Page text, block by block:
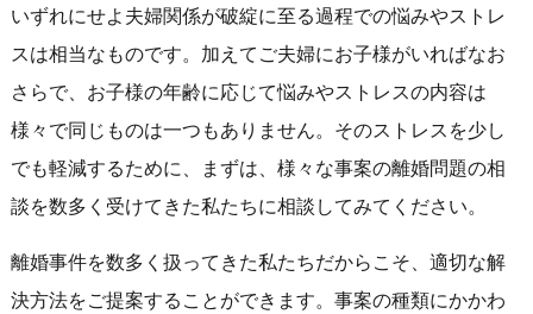
いずれにせよ夫婦関係が破綻に至る過程での悩みやストレ
スは相当なものです。加えてご夫婦にお子様がいればなお
さらで、お子様の年齢に応じて悩みやストレスの内容は
様々で同じものは一つもありません。そのストレスを少し
でも軽減するために、まずは、様々な事案の離婚問題の相
談を数多く受けてきた私たちに相談してみてください。
離婚事件を数多く扱ってきた私たちだからこそ、適切な解
決方法をご提案することができます。事案の種類にかかわ